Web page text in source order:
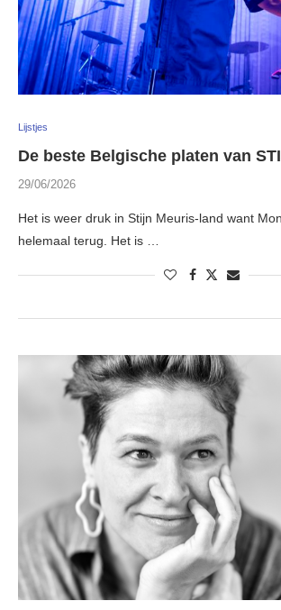
Lijstjes
De beste Belgische platen van
29/06/2026
Het is weer druk in Stijn Meuris-land want
helemaal terug. Het is …